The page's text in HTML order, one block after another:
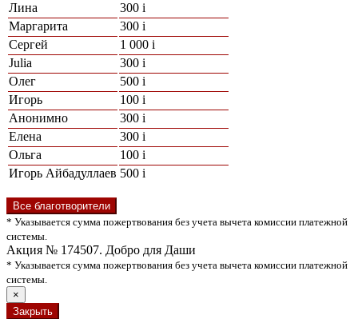
Лина
300 i
Маргарита
300 i
Сергей
1 000 i
Julia
300 i
Олег
500 i
Игорь
100 i
Анонимно
300 i
Елена
300 i
Ольга
100 i
Игорь Айбадуллаев 500 i
Все благотворители
* Указывается сумма пожертвования без учета вычета комиссии платежной
системы.
Акция № 174507. Добро для Даши
* Указывается сумма пожертвования без учета вычета комиссии платежной
системы.
×
Закрыть